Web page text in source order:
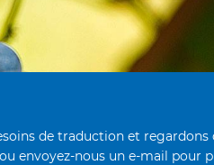
de traduction et
envoyez-nous un e-mail pour